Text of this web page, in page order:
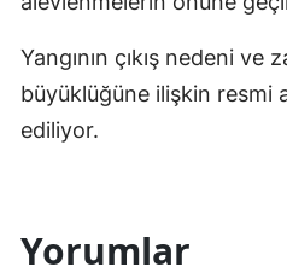
Yangının çıkış nedeni ve
büyüklüğüne ilişkin resmi
ediliyor.
Yorumlar